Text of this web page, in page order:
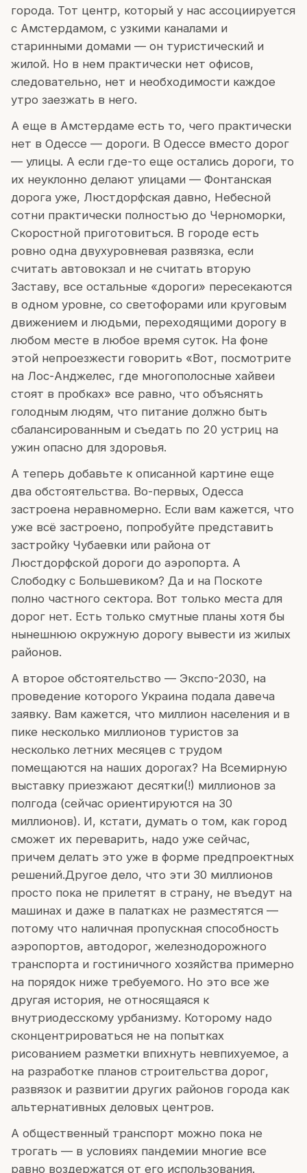
города. Тот центр, который у нас ассоциируется
с Амстердамом, с узкими каналами и
старинными домами — он туристический и
жилой. Но в нем практически нет офисов,
следовательно, нет и необходимости каждое
утро заезжать в него.
А еще в Амстердаме есть то, чего практически
нет в Одессе — дороги. В Одессе вместо дорог
— улицы. А если где-то еще остались дороги, то
их неуклонно делают улицами — Фонтанская
дорога уже, Люстдорфская давно, Небесной
сотни практически полностью до Черноморки,
Скоростной приготовиться. В городе есть
ровно одна двухуровневая развязка, если
считать автовокзал и не считать вторую
Заставу, все остальные «дороги» пересекаются
в одном уровне, со светофорами или круговым
движением и людьми, переходящими дорогу в
любом месте в любое время суток. На фоне
этой непроезжести говорить «Вот, посмотрите
на Лос-Анджелес, где многополосные хайвеи
стоят в пробках» все равно, что объяснять
голодным людям, что питание должно быть
сбалансированным и съедать по 20 устриц на
ужин опасно для здоровья.
А теперь добавьте к описанной картине еще
два обстоятельства. Во-первых, Одесса
застроена неравномерно. Если вам кажется, что
уже всё застроено, попробуйте представить
застройку Чубаевки или района от
Люстдорфской дороги до аэропорта. А
Слободку с Большевиком? Да и на Поскоте
полно частного сектора. Вот только места для
дорог нет. Есть только смутные планы хотя бы
нынешнюю окружную дорогу вывести из жилых
районов.
А второе обстоятельство — Экспо-2030, на
проведение которого Украина подала давеча
заявку. Вам кажется, что миллион населения и в
пике несколько миллионов туристов за
несколько летних месяцев с трудом
помещаются на наших дорогах? На Всемирную
выставку приезжают десятки(!) миллионов за
полгода (сейчас ориентируются на 30
миллионов). И, кстати, думать о том, как город
сможет их переварить, надо уже сейчас,
причем делать это уже в форме предпроектных
решений.Другое дело, что эти 30 миллионов
просто пока не прилетят в страну, не въедут на
машинах и даже в палатках не разместятся —
потому что наличная пропускная способность
аэропортов, автодорог, железнодорожного
транспорта и гостиничного хозяйства примерно
на порядок ниже требуемого. Но это все же
другая история, не относящаяся к
внутриодесскому урбанизму. Которому надо
сконцентрироваться не на попытках
рисованием разметки впихнуть невпихуемое, а
на разработке планов строительства дорог,
развязок и развитии других районов города как
альтернативных деловых центров.
А общественный транспорт можно пока не
трогать — в условиях пандемии многие все
равно воздержатся от его использования.